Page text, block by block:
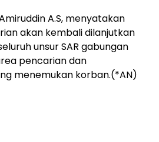
A.S, menyatakan
akan kembali dilanjutkan
unsur SAR gabungan
pencarian dan
menemukan korban.(*AN)